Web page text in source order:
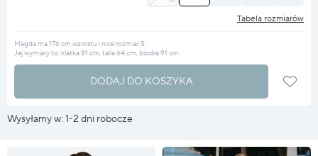
Tabela rozmiarów
Magda ma 176 cm wzrostu i nosi rozmiar S.
Jej wymiary to: klatka 81 cm, talia 64 cm, biodra 91 cm.
DODAJ DO KOSZYKA
Wysyłamy w: 1-2 dni robocze